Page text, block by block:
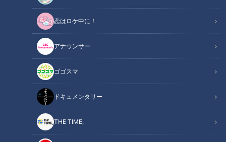
恋はロケ中に！
アナウンサー
ゴゴスマ
ドキュメンタリー
THE TIME,
この記事を見たあなたへのおすすめ